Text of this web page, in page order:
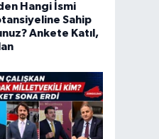
Hangi İsmi
Sahip
Ankete Katıl,